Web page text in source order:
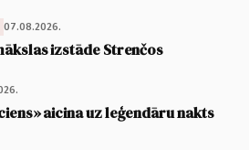
07.08.2026.
izstāde Strenčos
aicina uz leģendāru nakts